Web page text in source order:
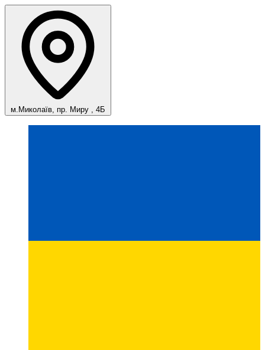
м.Миколаїв, пр. Миру , 4Б